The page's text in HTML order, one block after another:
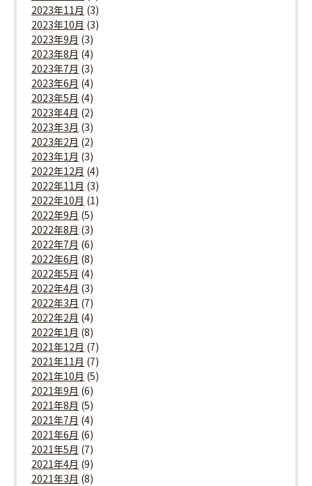
2023年11月 (3)
2023年10月 (3)
2023年9月 (3)
2023年8月 (4)
2023年7月 (3)
2023年6月 (4)
2023年5月 (4)
2023年4月 (2)
2023年3月 (3)
2023年2月 (2)
2023年1月 (3)
2022年12月 (4)
2022年11月 (3)
2022年10月 (1)
2022年9月 (5)
2022年8月 (3)
2022年7月 (6)
2022年6月 (8)
2022年5月 (4)
2022年4月 (3)
2022年3月 (7)
2022年2月 (4)
2022年1月 (8)
2021年12月 (7)
2021年11月 (7)
2021年10月 (5)
2021年9月 (6)
2021年8月 (5)
2021年7月 (4)
2021年6月 (6)
2021年5月 (7)
2021年4月 (9)
2021年3月 (8)